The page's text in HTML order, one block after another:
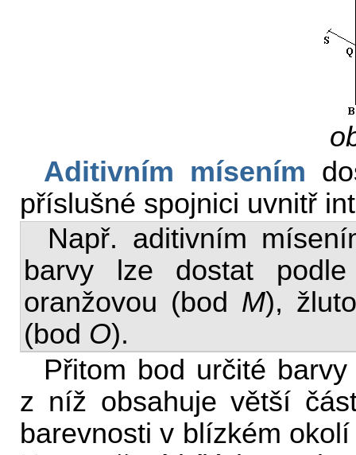
Aditivním mísením
příslušné spojnici uvnitř
Např. aditivním
barvy lze dostat
oranžovou (bod M),
(bod O).
Přitom bod určité
z níž obsahuje větší
barevnosti v blízkém